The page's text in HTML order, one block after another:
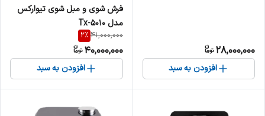
28,000,000
افزودن به سبد
فرش شوی و مبل شوی تیوارکس
مدل Tx-5010
41,000,000
2%
40,000,000
افزودن به سبد